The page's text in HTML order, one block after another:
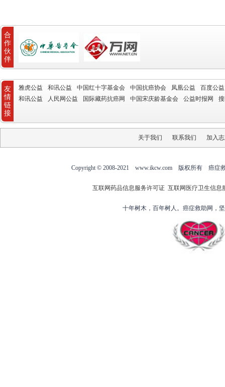
合
作
伙
伴
友
情
链
接
雅虎公益 和讯公益 中国红十字基金会 中国抗癌协会 凤凰公益
百度公益
和讯公益
人民网公益 国际藏药抗癌网 中国宋庆龄基金会 公益时报网
关于我们 联系我们 加入
Copyright © 2008-2021 www.ikcw.com 版权所有 癌症
互联网药品信息服务许可证 互联网医疗卫生信息
十年树木，百年树人。癌症救助网，